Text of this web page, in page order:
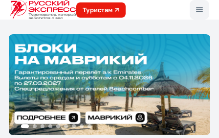
Туристам